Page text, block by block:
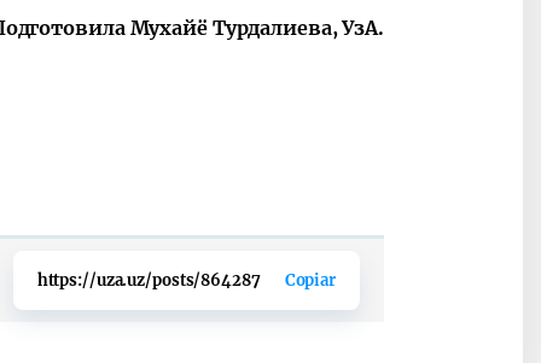
Мухайё Турдалиева, УзА.
https://uza.uz/posts/864287 Copiar